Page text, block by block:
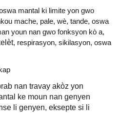
mantal ki limite yon gwo
mache, pale, wè, tande, oswa
youn nan gwo fonksyon kò a,
, respirasyon, sikilasyon, oswa
nan travay akòz yon
ke moun nan genyen
li genyen, eksepte si li